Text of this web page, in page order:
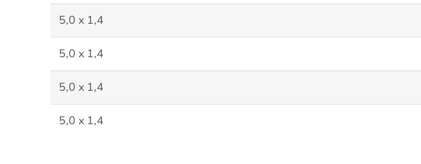
5,0 x 1,4
5,0 x 1,4
5,0 x 1,4
5,0 x 1,4